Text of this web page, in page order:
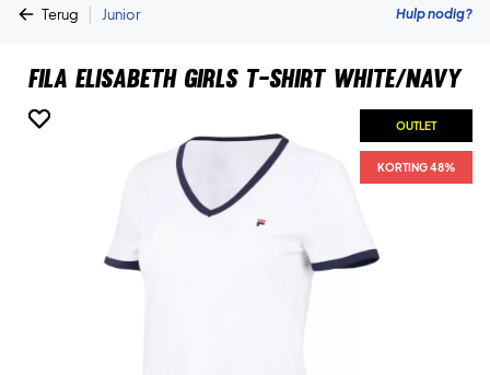
Terug | Junior Hulp nodig?
Fila Elisabeth Girls T-shirt White/Navy
OUTLET
KORTING 48%
OUTLET
KORTING 48%